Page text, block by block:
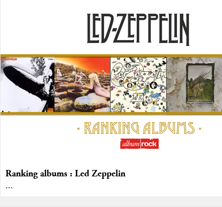
Ranking albums : Led Zeppelin
...